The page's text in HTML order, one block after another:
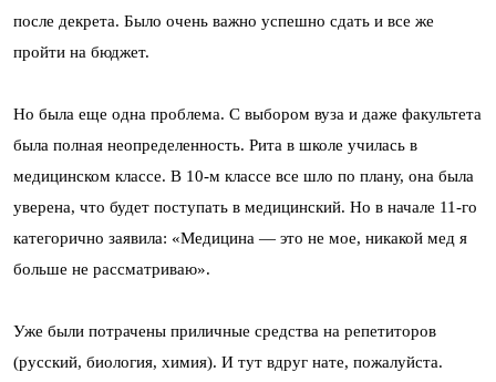
после декрета. Было очень важно успешно сдать и все же
пройти на бюджет.
Но была еще одна проблема. С выбором вуза и даже факультета
была полная неопределенность. Рита в школе училась в
медицинском классе. В 10-м классе все шло по плану, она была
уверена, что будет поступать в медицинский. Но в начале 11-го
категорично заявила: «Медицина — это не мое, никакой мед я
больше не рассматриваю».
Уже были потрачены приличные средства на репетиторов
(русский, биология, химия). И тут вдруг нате, пожалуйста.